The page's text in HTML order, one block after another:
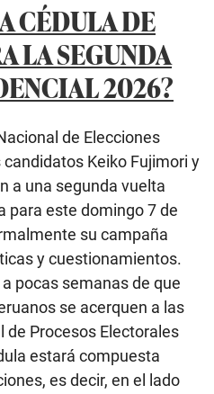
CÉDULA DE
LA SEGUNDA
2026?
de Elecciones
Keiko Fujimori y
a una segunda vuelta
para este domingo 7 de
su campaña
y cuestionamientos.
pocas semanas de que
se acerquen a las
de Procesos Electorales
estará compuesta
es decir, en el lado